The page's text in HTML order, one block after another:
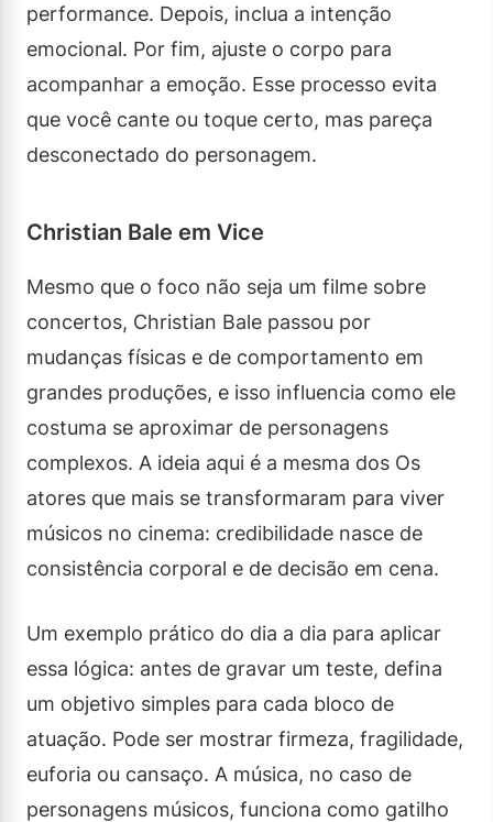
performance. Depois, inclua a intenção
emocional. Por fim, ajuste o corpo para
acompanhar a emoção. Esse processo evita
que você cante ou toque certo, mas pareça
desconectado do personagem.
Christian Bale em Vice
Mesmo que o foco não seja um filme sobre
concertos, Christian Bale passou por
mudanças físicas e de comportamento em
grandes produções, e isso influencia como ele
costuma se aproximar de personagens
complexos. A ideia aqui é a mesma dos Os
atores que mais se transformaram para viver
músicos no cinema: credibilidade nasce de
consistência corporal e de decisão em cena.
Um exemplo prático do dia a dia para aplicar
essa lógica: antes de gravar um teste, defina
um objetivo simples para cada bloco de
atuação. Pode ser mostrar firmeza, fragilidade,
euforia ou cansaço. A música, no caso de
personagens músicos, funciona como gatilho